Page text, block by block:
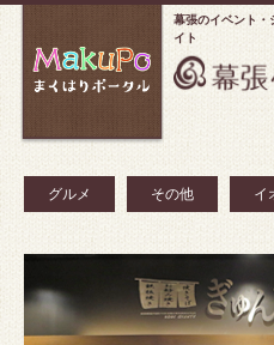
幕張のイベント・
イト
グルメ その他 イ